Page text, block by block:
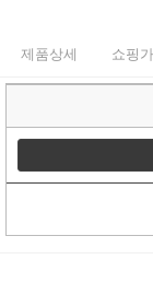
제품상세 쇼핑